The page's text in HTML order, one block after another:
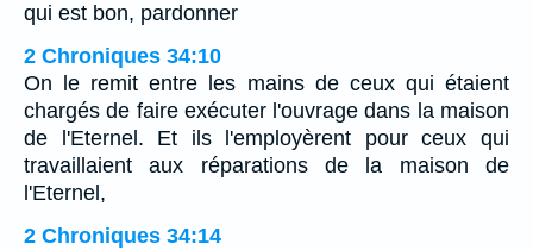
qui est bon, pardonner
2 Chroniques 34:10
On le remit entre les mains de ceux qui étaient
chargés de faire exécuter l'ouvrage dans la maison
de l'Eternel. Et ils l'employèrent pour ceux qui
travaillaient aux réparations de la maison de
l'Eternel,
2 Chroniques 34:14